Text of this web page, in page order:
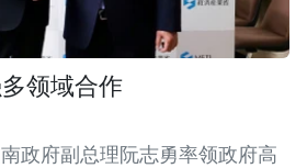
领域合作
政府副总理阮志勇率领政府高